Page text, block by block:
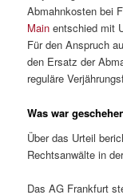
Abmahnkosten bei
Main entschied mit
Für den Anspruch
den Ersatz der
reguläre
Was war
Über das Urteil
Rechtsanwälte in
Das AG Frankfurt